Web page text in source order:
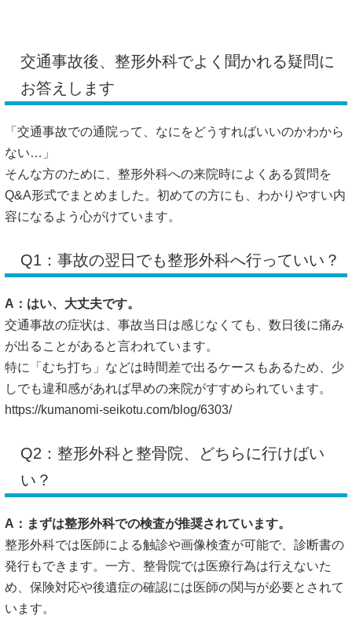
交通事故後、整形外科でよく聞かれる疑問に
お答えします
「交通事故での通院って、なにをどうすればいいのかわから
ない…」
そんな方のために、整形外科への来院時によくある質問を
Q&A形式でまとめました。初めての方にも、わかりやすい内
容になるよう心がけています。
Q1：事故の翌日でも整形外科へ行っていい？
A：はい、大丈夫です。
交通事故の症状は、事故当日は感じなくても、数日後に痛み
が出ることがあると言われています。
特に「むち打ち」などは時間差で出るケースもあるため、少
しでも違和感があれば早めの来院がすすめられています。
https://kumanomi-seikotu.com/blog/6303/
Q2：整形外科と整骨院、どちらに行けばい
い？
A：まずは整形外科での検査が推奨されています。
整形外科では医師による触診や画像検査が可能で、診断書の
発行もできます。一方、整骨院では医療行為は行えないた
め、保険対応や後遺症の確認には医師の関与が必要とされて
います。